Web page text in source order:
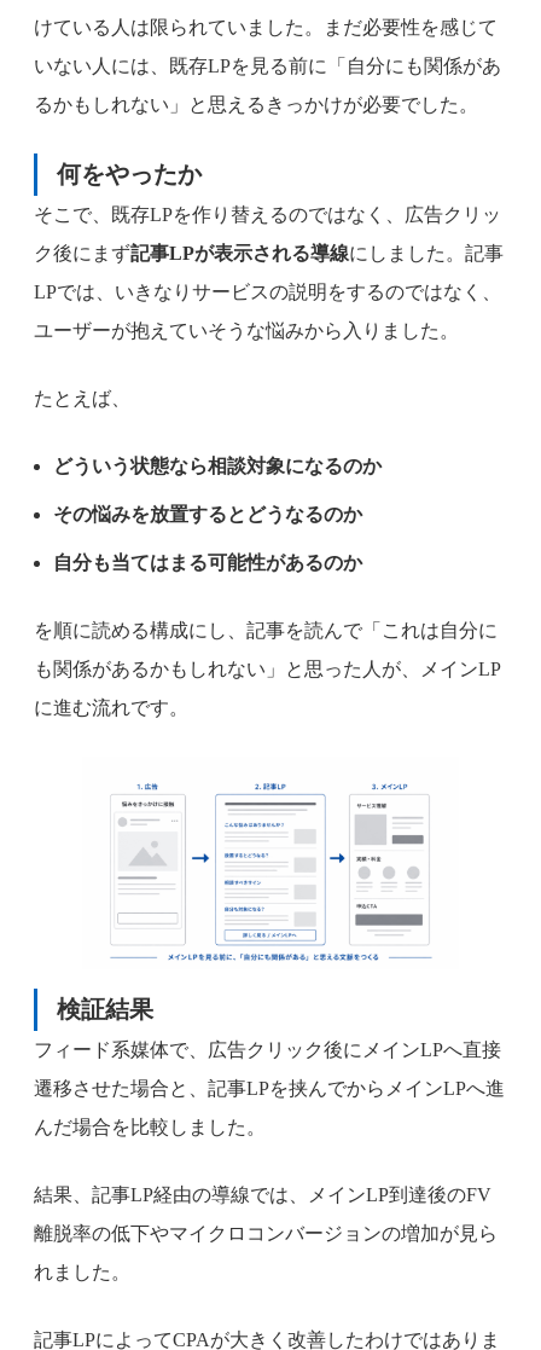
けている人は限られていました。まだ必要性を感じて
いない人には、既存LPを見る前に「自分にも関係があ
るかもしれない」と思えるきっかけが必要でした。
何をやったか
そこで、既存LPを作り替えるのではなく、広告クリッ
ク後にまず記事LPが表示される導線にしました。記事
LPでは、いきなりサービスの説明をするのではなく、
ユーザーが抱えていそうな悩みから入りました。
たとえば、
どういう状態なら相談対象になるのか
その悩みを放置するとどうなるのか
自分も当てはまる可能性があるのか
を順に読める構成にし、記事を読んで「これは自分に
も関係があるかもしれない」と思った人が、メインLP
に進む流れです。
検証結果
フィード系媒体で、広告クリック後にメインLPへ直接
遷移させた場合と、記事LPを挟んでからメインLPへ進
んだ場合を比較しました。
結果、記事LP経由の導線では、メインLP到達後のFV
離脱率の低下やマイクロコンバージョンの増加が見ら
れました。
記事LPによってCPAが大きく改善したわけではありま